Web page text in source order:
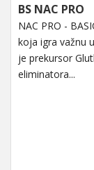
BS NAC PRO
NAC PRO -
koja igra važnu
je prekursor
eliminatora...